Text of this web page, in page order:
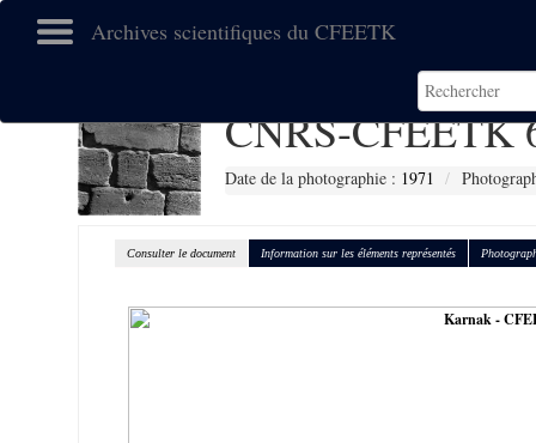
Archives scientifiques du CFEETK
CNRS-CFEETK
Date de la photographie : 1971
Consulter le document Information sur les éléments représentés